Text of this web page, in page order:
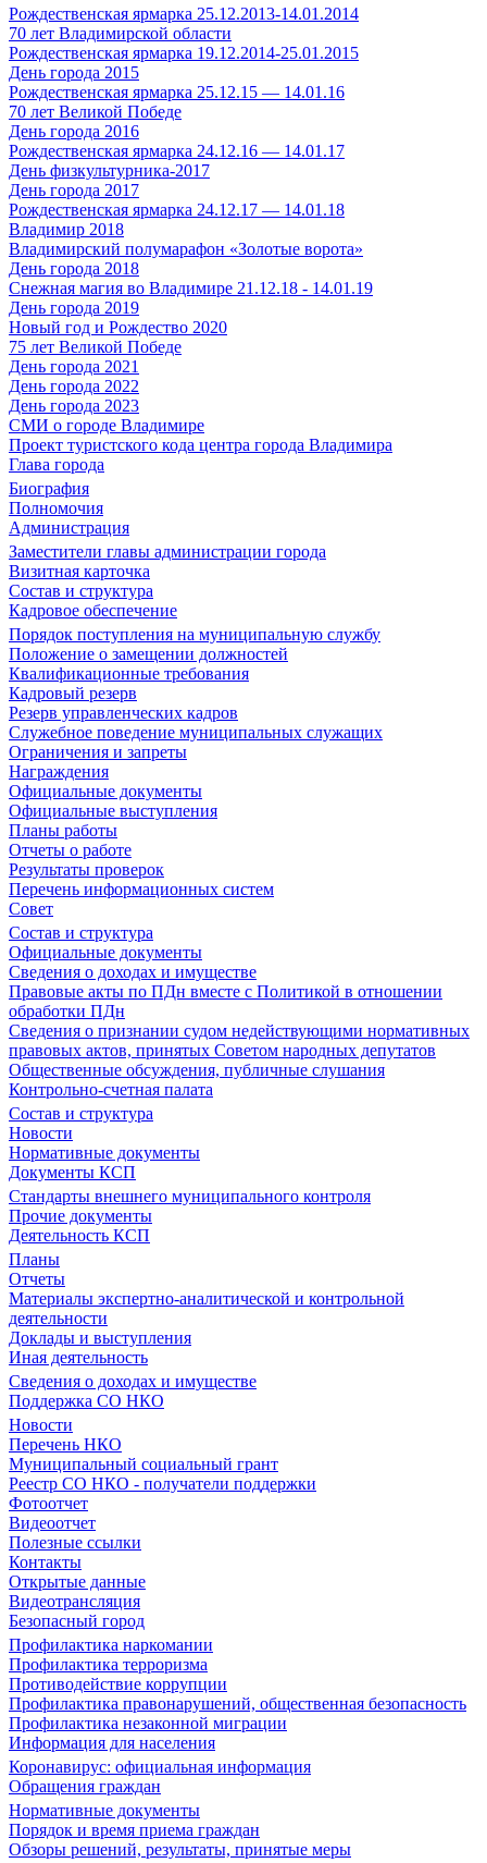
Рождественская ярмарка 25.12.2013-14.01.2014
70 лет Владимирской области
Рождественская ярмарка 19.12.2014-25.01.2015
День города 2015
Рождественская ярмарка 25.12.15 — 14.01.16
70 лет Великой Победе
День города 2016
Рождественская ярмарка 24.12.16 — 14.01.17
День физкультурника-2017
День города 2017
Рождественская ярмарка 24.12.17 — 14.01.18
Владимир 2018
Владимирский полумарафон «Золотые ворота»
День города 2018
Снежная магия во Владимире 21.12.18 - 14.01.19
День города 2019
Новый год и Рождество 2020
75 лет Великой Победе
День города 2021
День города 2022
День города 2023
СМИ о городе Владимире
Проект туристского кода центра города Владимира
Глава города
Биография
Полномочия
Администрация
Заместители главы администрации города
Визитная карточка
Состав и структура
Кадровое обеспечение
Порядок поступления на муниципальную службу
Положение о замещении должностей
Квалификационные требования
Кадровый резерв
Резерв управленческих кадров
Служебное поведение муниципальных служащих
Ограничения и запреты
Награждения
Официальные документы
Официальные выступления
Планы работы
Отчеты о работе
Результаты проверок
Перечень информационных систем
Совет
Состав и структура
Официальные документы
Сведения о доходах и имуществе
Правовые акты по ПДн вместе с Политикой в отношении
обработки ПДн
Сведения о признании судом недействующими нормативных
правовых актов, принятых Советом народных депутатов
Общественные обсуждения, публичные слушания
Контрольно-счетная палата
Состав и структура
Новости
Нормативные документы
Документы КСП
Стандарты внешнего муниципального контроля
Прочие документы
Деятельность КСП
Планы
Отчеты
Материалы экспертно-аналитической и контрольной
деятельности
Доклады и выступления
Иная деятельность
Сведения о доходах и имуществе
Поддержка СО НКО
Новости
Перечень НКО
Муниципальный социальный грант
Реестр СО НКО - получатели поддержки
Фотоотчет
Видеоотчет
Полезные ссылки
Контакты
Открытые данные
Видеотрансляция
Безопасный город
Профилактика наркомании
Профилактика терроризма
Противодействие коррупции
Профилактика правонарушений, общественная безопасность
Профилактика незаконной миграции
Информация для населения
Коронавирус: официальная информация
Обращения граждан
Нормативные документы
Порядок и время приема граждан
Обзоры решений, результаты, принятые меры